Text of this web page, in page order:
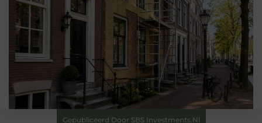
Gepubliceerd Door SBS Investments.nl